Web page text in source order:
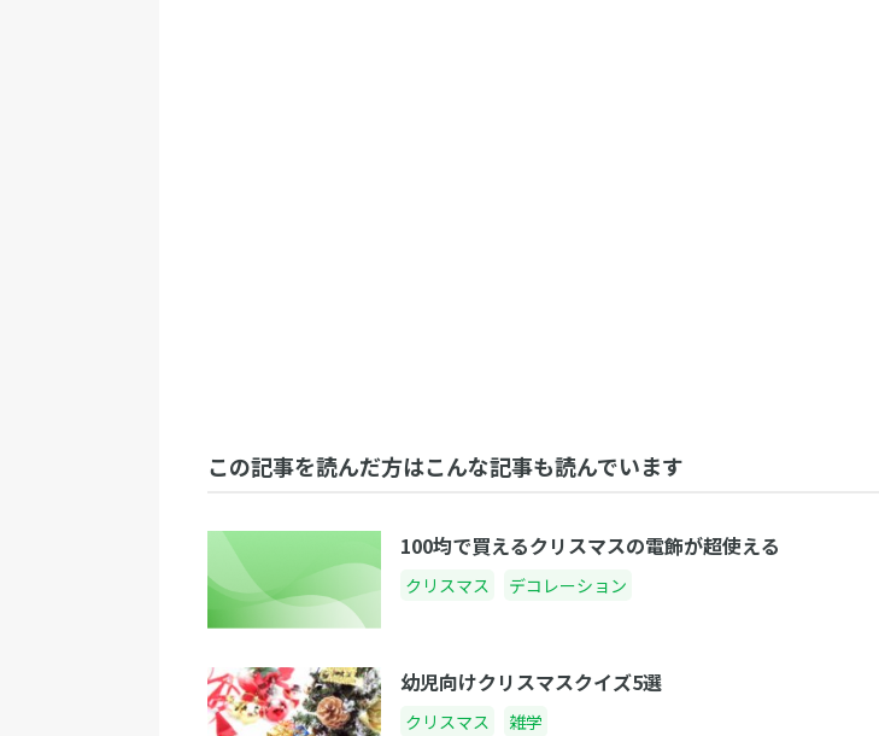
この記事を読んだ方はこんな記事も読んでいます
100均で買えるクリスマスの電飾が超使える
クリスマス デコレーション
幼児向けクリスマスクイズ5選
クリスマス 雑学